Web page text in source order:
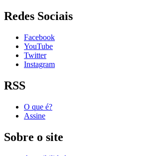
Redes Sociais
Facebook
YouTube
Twitter
Instagram
RSS
O que é?
Assine
Sobre o site